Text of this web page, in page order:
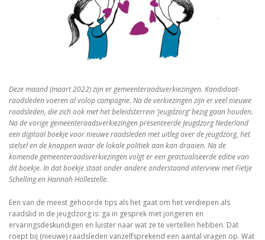
Deze maand (maart 2022) zijn er gemeenteraadsverkiezingen. Kandidaat-
raadsleden voeren al volop campagne. Na de verkiezingen zijn er veel nieuwe
raadsleden, die zich ook met het beleidsterrein ‘jeugdzorg’ bezig gaan houden.
Na de vorige gemeenteraadsverkiezingen presenteerde Jeugdzorg Nederland
een digitaal boekje voor nieuwe raadsleden met uitleg over de jeugdzorg, het
stelsel en de knoppen waar de lokale politiek aan kan draaien. Na de
komende gemeenteraadsverkiezingen volgt er een geactualiseerde editie van
dit boekje. In dat boekje staat onder andere onderstaand interview met Fietje
Schelling en Hannah Hollestelle.
Een van de meest gehoorde tips als het gaat om het verdiepen als
raadslid in de jeugdzorg is: ga in gesprek met jongeren en
ervaringsdeskundigen en luister naar wat ze te vertellen hebben. Dat
roept bij (nieuwe) raadsleden vanzelfsprekend een aantal vragen op. Wat